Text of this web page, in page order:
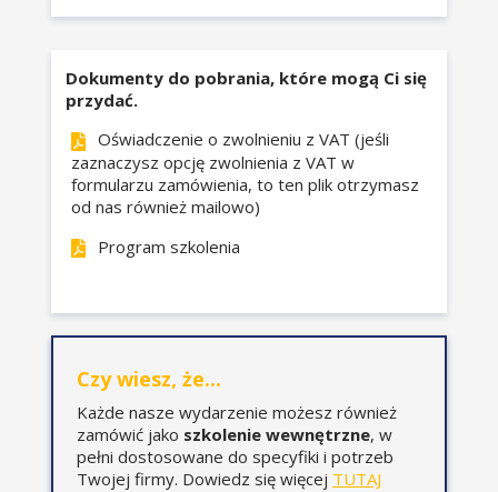
przychodów i rozchodów,
wpłyną na moment rozliczenia
kosztów?
Szczególne zasady rozliczania w
kosztach podatkowych
wynagrodzeń i umów
na ubezpieczenie społeczne.
Dokumenty do pobrania, które mogą Ci się
przydać.
Oświadczenie o zwolnieniu z VAT (jeśli
zaznaczysz opcję zwolnienia z VAT w
formularzu zamówienia, to ten plik otrzymasz
od nas również mailowo)
Program szkolenia
Czy wiesz, że...
Każde nasze wydarzenie możesz również
zamówić jako szkolenie wewnętrzne, w
pełni dostosowane do specyfiki i potrzeb
Twojej firmy. Dowiedz się więcej TUTAJ